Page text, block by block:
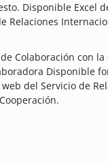
Disponible Excel
Relaciones
Colaboración con
Disponible
del Servicio de